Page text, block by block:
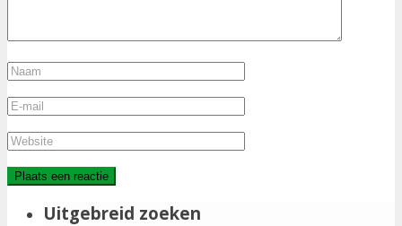
Uitgebreid zoeken